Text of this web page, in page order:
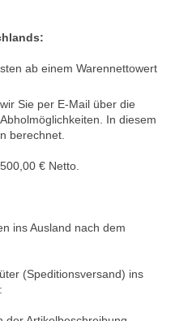
:
ab einem Warennettowert
Sie per E-Mail über die
In diesem
berechnet.
500,00 € Netto.
ins Ausland nach dem
(Speditionsversand) ins